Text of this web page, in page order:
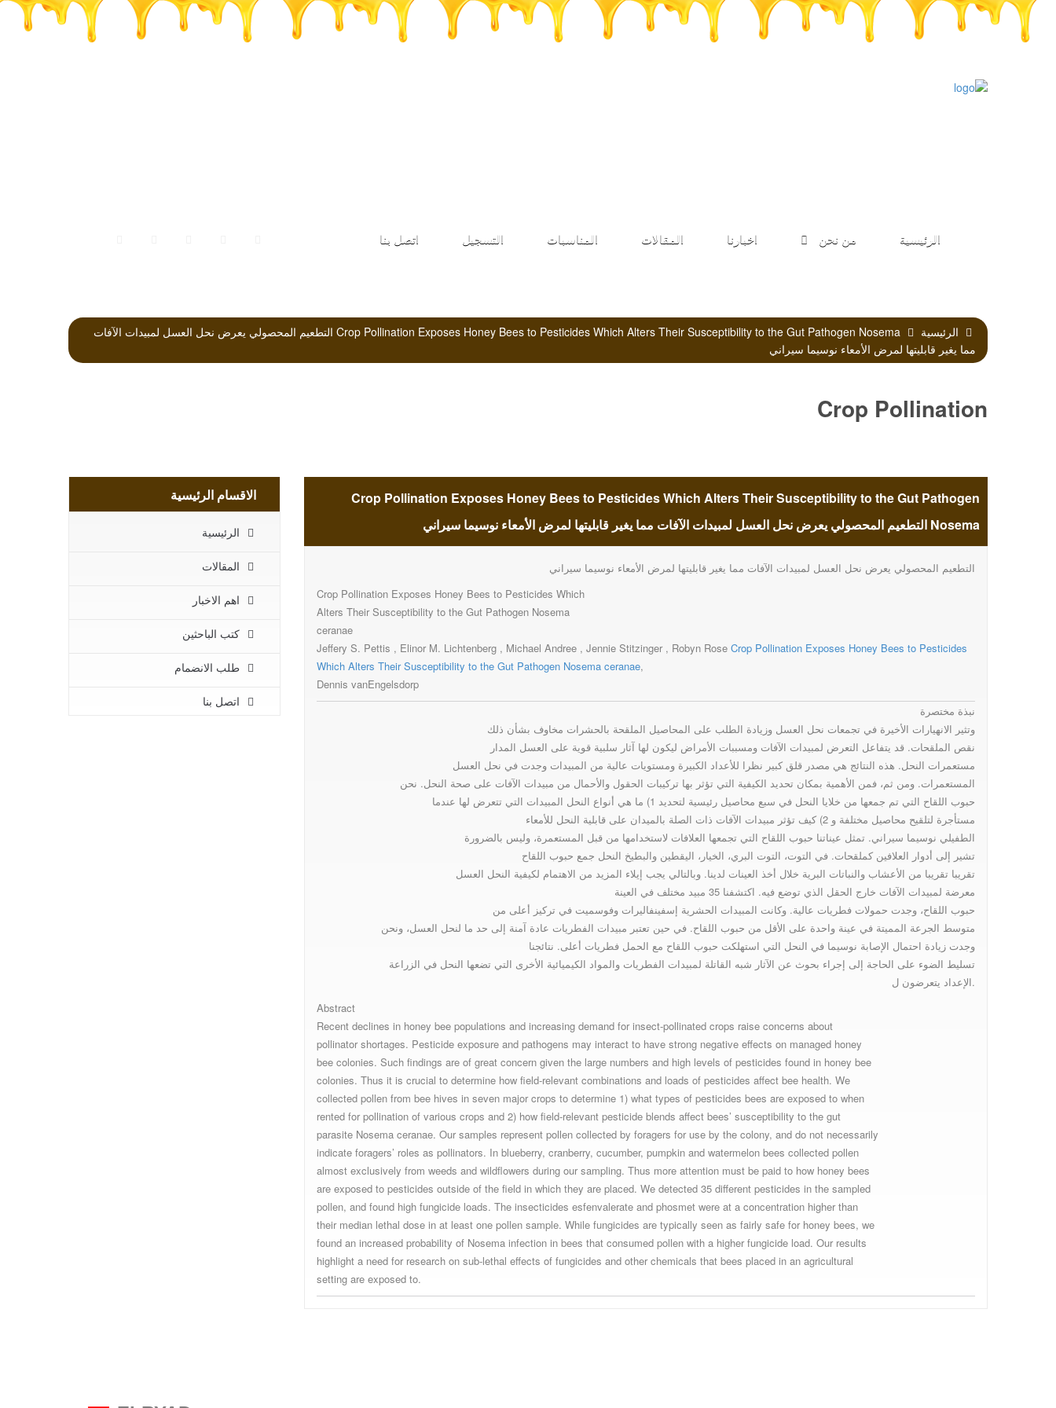
الرئيسية من نحن اخبارنا المقالات المناسبات التسجيل اتصل بنا
الرئيسية
Crop Pollination Exposes Honey Bees to Pesticides Which Alters Their Susceptibility to the Gut Pathogen Nosema التطعيم المحصولي يعرض نحل العسل لمبيدات الآفات
مما يغير قابليتها لمرض الأمعاء نوسيما سيراني
Crop Pollination
Bees to Pesticides
Which Alters Their
Susceptibility to the
Gut Pathogen
Nosema التطعيم
المحصولي يعرض نحل
العسل لمبيدات الآفات
مما يغير قابليتها لمرض
الأمعاء نوسيما سيراني
Crop Pollination Exposes Honey Bees to Pesticides Which Alters Their Susceptibility to the Gut Pathogen
Nosema التطعيم المحصولي يعرض نحل العسل لمبيدات الآفات مما يغير قابليتها لمرض الأمعاء نوسيما سيراني
التطعيم المحصولي يعرض نحل العسل لمبيدات الآفات مما يغير قابليتها لمرض الأمعاء نوسيما سيراني
Crop Pollination Exposes Honey Bees to Pesticides Which
Alters Their Susceptibility to the Gut Pathogen Nosema
ceranae
Jeffery S. Pettis , Elinor M. Lichtenberg , Michael Andree , Jennie Stitzinger , Robyn Rose Crop Pollination Exposes Honey Bees to Pesticides
Which Alters Their Susceptibility to the Gut Pathogen Nosema ceranae,
Dennis vanEngelsdorp
نبذة مختصرة
وتثير الانهيارات الأخيرة في تجمعات نحل العسل وزيادة الطلب على المحاصيل الملقحة بالحشرات مخاوف بشأن ذلك
نقص الملقحات. قد يتفاعل التعرض لمبيدات الآفات ومسببات الأمراض ليكون لها آثار سلبية قوية على العسل المدار
مستعمرات النحل. هذه النتائج هي مصدر قلق كبير نظرا للأعداد الكبيرة ومستويات عالية من المبيدات وجدت في نحل العسل
المستعمرات. ومن ثم، فمن الأهمية بمكان تحديد الكيفية التي تؤثر بها تركيبات الحقول والأحمال من مبيدات الآفات على صحة النحل. نحن
حبوب اللقاح التي تم جمعها من خلايا النحل في سبع محاصيل رئيسية لتحديد 1) ما هي أنواع النحل المبيدات التي تتعرض لها عندما
مستأجرة لتلقيح محاصيل مختلفة و 2) كيف تؤثر مبيدات الآفات ذات الصلة بالميدان على قابلية النحل للأمعاء
الطفيلي نوسيما سيراني. تمثل عيناتنا حبوب اللقاح التي تجمعها العلافات لاستخدامها من قبل المستعمرة، وليس بالضرورة
تشير إلى أدوار العلافين كملقحات. في التوت، التوت البري، الخيار، اليقطين والبطيخ النحل جمع حبوب اللقاح
تقريبا تقريبا من الأعشاب والنباتات البرية خلال أخذ العينات لدينا. وبالتالي يجب إيلاء المزيد من الاهتمام لكيفية النحل العسل
معرضة لمبيدات الآفات خارج الحقل الذي توضع فيه. اكتشفنا 35 مبيد مختلف في العينة
حبوب اللقاح، وجدت حمولات فطريات عالية. وكانت المبيدات الحشرية إسفينفاليرات وفوسميت في تركيز أعلى من
متوسط الجرعة المميتة في عينة واحدة على الأقل من حبوب اللقاح. في حين تعتبر مبيدات الفطريات عادة آمنة إلى حد ما لنحل العسل، ونحن
وجدت زيادة احتمال الإصابة نوسيما في النحل التي استهلكت حبوب اللقاح مع الحمل فطريات أعلى. نتائجنا
تسليط الضوء على الحاجة إلى إجراء بحوث عن الآثار شبه القاتلة لمبيدات الفطريات والمواد الكيميائية الأخرى التي تضعها النحل في الزراعة
الإعداد يتعرضون ل.
Abstract
Recent declines in honey bee populations and increasing demand for insect-pollinated crops raise concerns about
pollinator shortages. Pesticide exposure and pathogens may interact to have strong negative effects on managed honey
bee colonies. Such findings are of great concern given the large numbers and high levels of pesticides found in honey bee
colonies. Thus it is crucial to determine how field-relevant combinations and loads of pesticides affect bee health. We
collected pollen from bee hives in seven major crops to determine 1) what types of pesticides bees are exposed to when
rented for pollination of various crops and 2) how field-relevant pesticide blends affect bees’ susceptibility to the gut
parasite Nosema ceranae. Our samples represent pollen collected by foragers for use by the colony, and do not necessarily
indicate foragers’ roles as pollinators. In blueberry, cranberry, cucumber, pumpkin and watermelon bees collected pollen
almost exclusively from weeds and wildflowers during our sampling. Thus more attention must be paid to how honey bees
are exposed to pesticides outside of the field in which they are placed. We detected 35 different pesticides in the sampled
pollen, and found high fungicide loads. The insecticides esfenvalerate and phosmet were at a concentration higher than
their median lethal dose in at least one pollen sample. While fungicides are typically seen as fairly safe for honey bees, we
found an increased probability of Nosema infection in bees that consumed pollen with a higher fungicide load. Our results
highlight a need for research on sub-lethal effects of fungicides and other chemicals that bees placed in an agricultural
setting are exposed to.
الاقسام الرئيسية
الرئيسية
المقالات
اهم الاخبار
كتب الباحثين
طلب الانضمام
اتصل بنا